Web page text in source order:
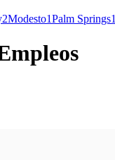
2Modesto1Palm Springs1